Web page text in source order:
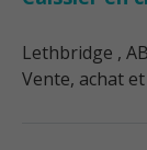
Lethbridge , AB
Vente, achat